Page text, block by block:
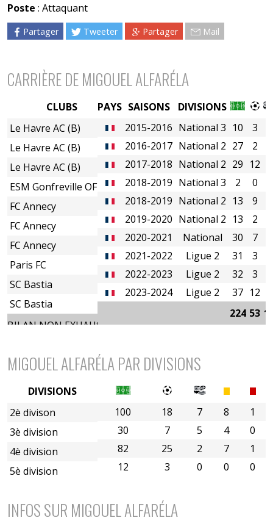
Poste : Attaquant
Partager Tweeter Partager Mail
CARRIÈRE DE MIGOUEL ALFARÉLA
PAYS SAISONS
DIVISIONS
2015-2016 National 3 10 3
2016-2017 National 2 27 2
2017-2018 National 2 29 12
2018-2019 National 3 2 0
2018-2019 National 2 13 9
2019-2020 National 2 13 2
2020-2021
National 30 7
2021-2022
Ligue 2 31 3
2022-2023
Ligue 2 32 3
2023-2024
Ligue 2 37 12
224 53
CLUBS
Le Havre AC (B)
Le Havre AC (B)
Le Havre AC (B)
ESM Gonfreville OF
FC Annecy
FC Annecy
FC Annecy
Paris FC
SC Bastia
SC Bastia
BILAN NON EXHAUSTIF
MIGOUEL ALFARÉLA PAR DIVISIONS
100 18 7 8
1
30
7 5 4
0
82
25 2 7
1
12
3 0 0 0
DIVISIONS
2è divison
3è division
4è division
5è division
INFOS SUR MIGOUEL ALFARÉLA